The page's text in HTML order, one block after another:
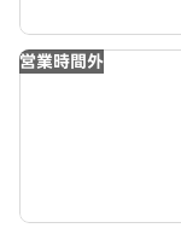
営業時間外